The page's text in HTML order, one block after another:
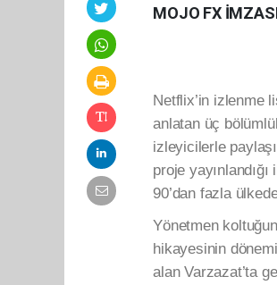
MOJO FX
Netflix’in izlenme
anlatan üç
izleyicilerle
proje
90’dan fazla
Yönetmen
hikayesinin
alan Varzazat’ta